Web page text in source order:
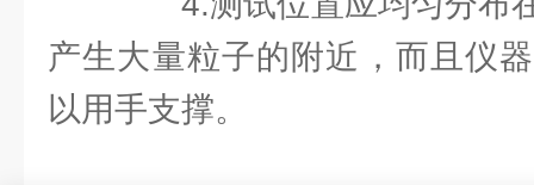
产生大量粒子的附近，而且仪
以用手支撑。